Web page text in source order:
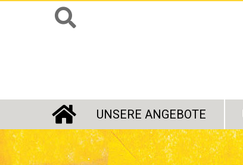
STARTSEITE
UNSERE ANGEBOTE